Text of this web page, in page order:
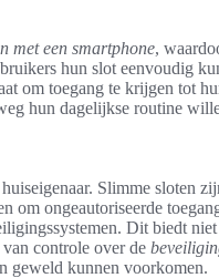
met een smartphone,
hun slot eenvoudig
om toegang te krijgen tot
hun dagelijkse routine
Slimme sloten
om ongeautoriseerde
Dit biedt
controle over de
geweld kunnen voorkomen.